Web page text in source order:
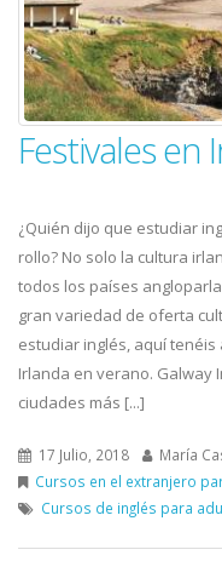
Festivales en
¿Quién dijo que estudiar
rollo? No solo la cultura
todos los países
gran variedad de oferta
estudiar inglés, aquí
Irlanda en verano. Galway
ciudades más [...]
17 Julio, 2018 María
Cursos en el extranjero
Cursos de inglés para